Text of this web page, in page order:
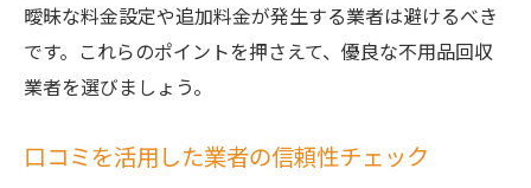
利用者の声から分かる業者の対応力
口コミサイトを活用した業者比較法
良い口コミと悪い口コミの見極め方
信頼できる口コミ情報の探し方
曖昧な料金設定や追加料金が発生する業者は避けるべき
です。これらのポイントを押さえて、優良な不用品回収
業者を選びましょう。
口コミを活用した業者の信頼性チェック